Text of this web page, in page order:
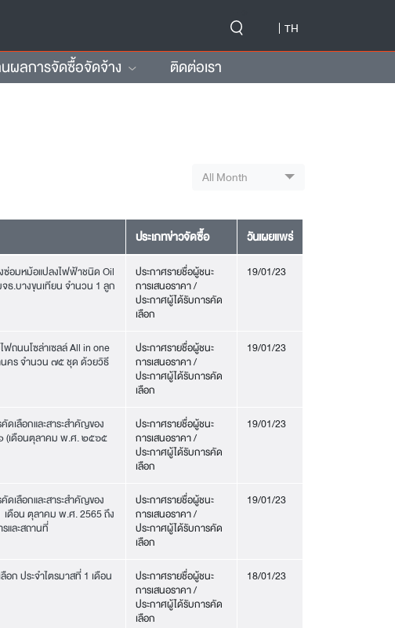
TH
ผลการจัดซื้อจัดจ้าง ติดต่อเรา
All Month
ประเภทข่าวจัดซื้อ วันเผยแพร่
ซ่อมหม้อแปลงไฟฟ้าชนิด Oil
ธ.บางขุนเทียน จำนวน 1 ลูก
ประกาศรายชื่อผู้ชนะ
การเสนอราคา /
ประกาศผู้ได้รับการคัด
เลือก
19/01/23
ฟถนนโซล่าเซลล์ All in one
คร จำนวน ๗๕ ชุด ด้วยวิธี
ประกาศรายชื่อผู้ชนะ
การเสนอราคา /
ประกาศผู้ได้รับการคัด
เลือก
19/01/23
เลือกและสาระสำคัญของ
(เดือนตุลาคม พ.ศ. ๒๕๖๕
ประกาศรายชื่อผู้ชนะ
การเสนอราคา /
ประกาศผู้ได้รับการคัด
เลือก
19/01/23
เลือกและสาระสำคัญของ
ดือน ตุลาคม พ.ศ. 2565 ถึง
และสถานที่
ประกาศรายชื่อผู้ชนะ
การเสนอราคา /
ประกาศผู้ได้รับการคัด
เลือก
19/01/23
ก ประจำไตรมาสที่ 1 เดือน
ประกาศรายชื่อผู้ชนะ
การเสนอราคา /
ประกาศผู้ได้รับการคัด
เลือก
18/01/23